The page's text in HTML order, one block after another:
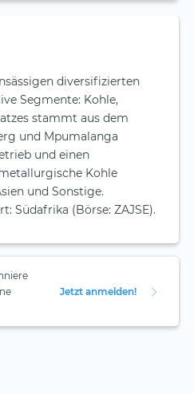
diversifizierten
Segmente: Kohle,
stammt aus dem
und Mpumalanga
und einen
Kohle
und Sonstige.
Südafrika (Börse: ZAJSE).
Jetzt anmelden!